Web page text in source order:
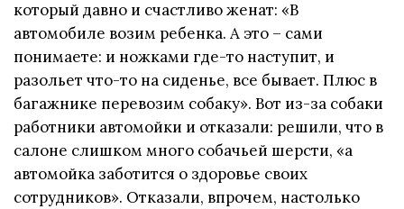
который давно и счастливо женат: «В
автомобиле возим ребенка. А это – сами
понимаете: и ножками где-то наступит, и
разольет что-то на сиденье, все бывает. Плюс в
багажнике перевозим собаку». Вот из-за собаки
работники автомойки и отказали: решили, что в
салоне слишком много собачьей шерсти, «а
автомойка заботится о здоровье своих
сотрудников». Отказали, впрочем, настолько